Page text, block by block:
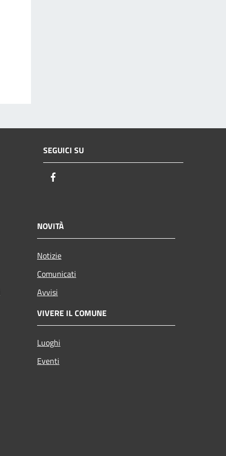
SEGUICI SU
NOVITÀ
Notizie
Comunicati
Avvisi
VIVERE IL COMUNE
Luoghi
Eventi